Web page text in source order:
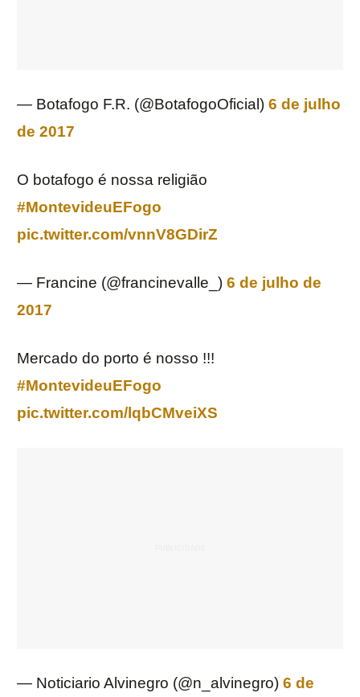
— Botafogo F.R. (@BotafogoOficial) 6 de julho
de 2017
O botafogo é nossa religião
#MontevideuEFogo
pic.twitter.com/vnnV8GDirZ
— Francine (@francinevalle_) 6 de julho de
2017
Mercado do porto é nosso !!!
#MontevideuEFogo
pic.twitter.com/lqbCMveiXS
— Noticiario Alvinegro (@n_alvinegro) 6 de